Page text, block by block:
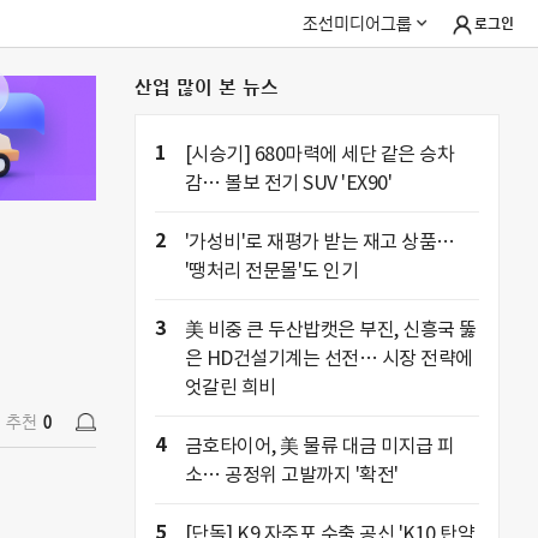
조선미디어그룹 로그인
추천 0
산업 많이 본 뉴스